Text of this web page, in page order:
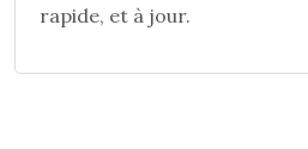
rapide, et à jour.